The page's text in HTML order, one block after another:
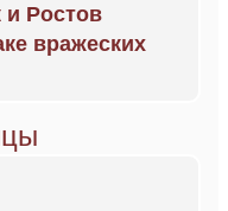
и Ростов
вражеских